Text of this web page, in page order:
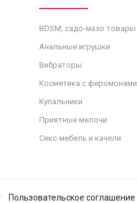
BDSM, садо-мазо товары
Анальные игрушки
Вибраторы
Косметика с феромонами
Купальники
Приятные мелочи
Секс-мебель и качели
Пользовательское соглашение